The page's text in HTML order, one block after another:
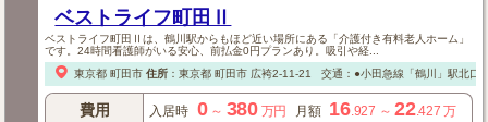
ベストライフ町田Ⅱ
ベストライフ町田Ⅱは、鶴川駅からもほど近い場所にある「介護付き有料老人ホーム」
です。24時間看護師がいる安心、前払金0円プランあり。吸引や経...
東京都 町田市 住所： 東京都 町田市広袴2-11-21 交通：●小田急線「鶴川」駅北口
費用 入居時 0～ 380 万円 月額 16.927 ～22.427 万